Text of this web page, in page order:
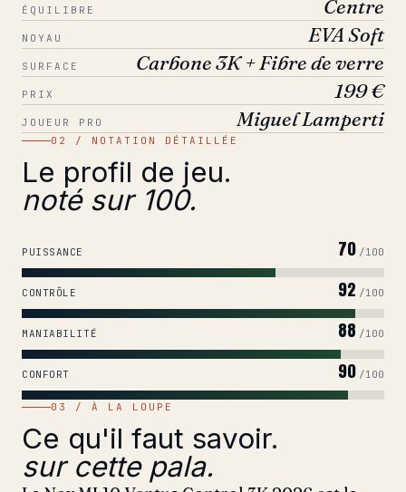
ÉQUILIBRE Centre
NOYAU EVA Soft
SURFACE Carbone 3K + Fibre de verre
PRIX 199 €
JOUEUR PRO Miguel Lamperti
02 / NOTATION DÉTAILLÉE
Le profil de jeu.
noté sur 100.
PUISSANCE 70 /100
CONTRÔLE 92 /100
MANIABILITÉ 88 /100
CONFORT 90 /100
03 / À LA LOUPE
Ce qu'il faut savoir.
sur cette pala.